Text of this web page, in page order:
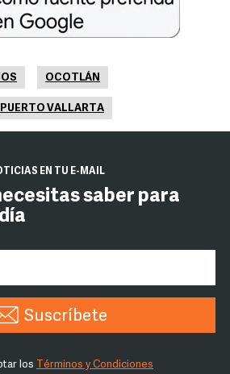
OCOTLÁN
PUERTO VALLARTA
EN TU E-MAIL
saber para
Suscríbete
los Términos y Condiciones